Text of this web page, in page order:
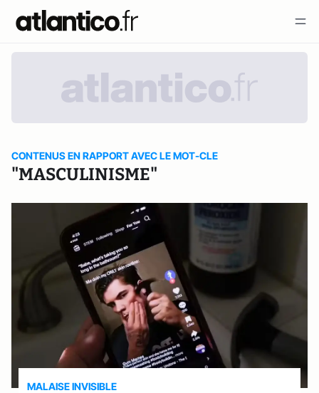
CONTENUS EN RAPPORT AVEC LE MOT-CLE
"MASCULINISME"
MALAISE INVISIBLE